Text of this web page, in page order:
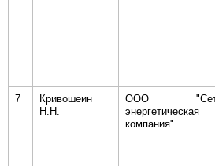
7
Кривошеин
Н.Н.
ООО
энергетическая
компания"